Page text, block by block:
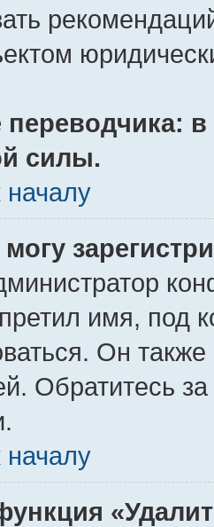
силы.
началу
имя, под
Он
Обратитесь
началу